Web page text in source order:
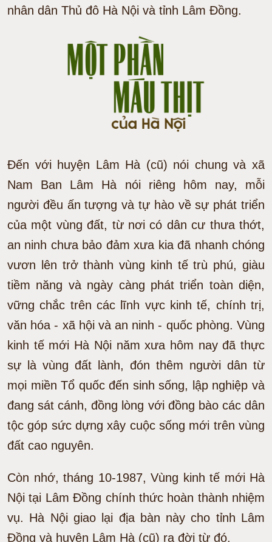
nhân dân Thủ đô Hà Nội và tỉnh Lâm Đồng.
Đến với huyện Lâm Hà (cũ) nói chung và xã
Nam Ban Lâm Hà nói riêng hôm nay, mỗi
người đều ấn tượng và tự hào về sự phát triển
của một vùng đất, từ nơi có dân cư thưa thớt,
an ninh chưa bảo đảm xưa kia đã nhanh chóng
vươn lên trở thành vùng kinh tế trù phú, giàu
tiềm năng và ngày càng phát triển toàn diện,
vững chắc trên các lĩnh vực kinh tế, chính trị,
văn hóa - xã hội và an ninh - quốc phòng. Vùng
kinh tế mới Hà Nội năm xưa hôm nay đã thực
sự là vùng đất lành, đón thêm người dân từ
mọi miền Tổ quốc đến sinh sống, lập nghiệp và
đang sát cánh, đồng lòng với đồng bào các dân
tộc góp sức dựng xây cuộc sống mới trên vùng
đất cao nguyên.
Còn nhớ, tháng 10-1987, Vùng kinh tế mới Hà
Nội tại Lâm Đồng chính thức hoàn thành nhiệm
vụ. Hà Nội giao lại địa bàn này cho tỉnh Lâm
Ðồng và huyện Lâm Hà (cũ) ra đời từ đó.